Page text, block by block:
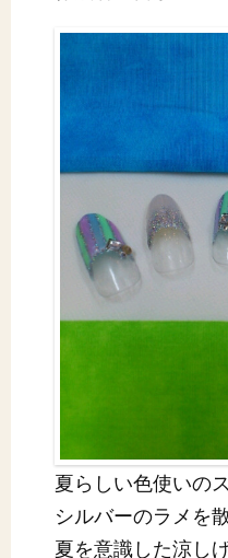
夏らしい色使いの
シルバーのラメを
夏を意識した涼し